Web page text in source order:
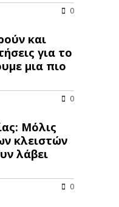
0
και
για το
μια πιο
0
Μόλις
κλειστών
λάβει
0